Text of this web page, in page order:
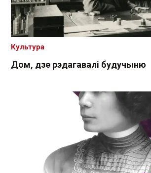
Дом, дзе рэдагавалі будучыню
Культура